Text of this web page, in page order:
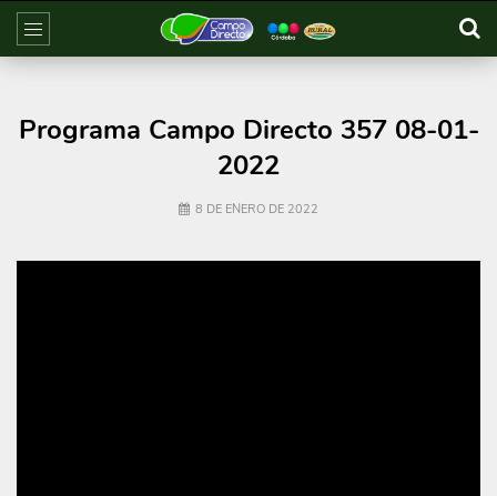
Programa Campo Directo 357 08-01-
2022
8 DE ENERO DE 2022